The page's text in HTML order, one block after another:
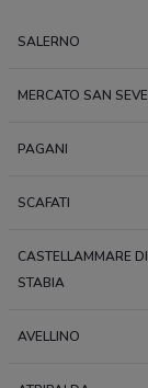
SALERNO
MERCATO SAN
PAGANI
SCAFATI
CASTELLAMMARE DI
STABIA
AVELLINO